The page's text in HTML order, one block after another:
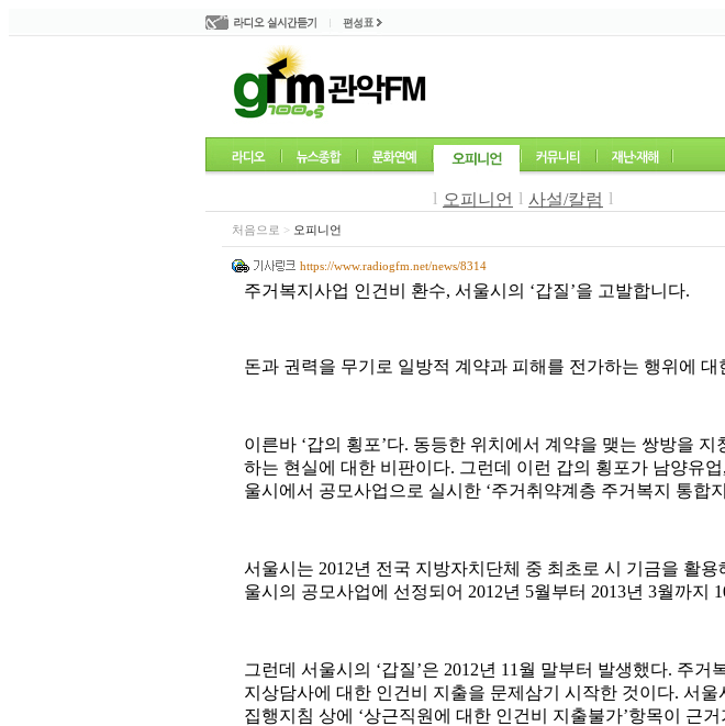
l 오피니언 l 사설/칼럼 l
처음으로 > 오피니언
https://www.radiogfm.net/news/8314
주거복지사업 인건비 환수, 서울시의 ‘갑질’을 고발합니다.
돈과 권력을 무기로 일방적 계약과 피해를 전가하는 행위에
이른바 ‘갑의 횡포’다. 동등한 위치에서 계약을 맺는 쌍방을
하는 현실에 대한 비판이다. 그런데 이런 갑의 횡포가 남양유
울시에서 공모사업으로 실시한 ‘주거취약계층 주거복지 통합
서울시는 2012년 전국 지방자치단체 중 최초로 시 기금을 활
울시의 공모사업에 선정되어 2012년 5월부터 2013년 3월까지
그런데 서울시의 ‘갑질’은 2012년 11월 말부터 발생했다. 주거
지상담사에 대한 인건비 지출을 문제삼기 시작한 것이다. 서
집행지침 상에 ‘상근직원에 대한 인건비 지출불가’항목이 근